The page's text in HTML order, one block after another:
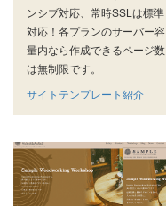
ンシブ対応、常時SSLは標準
対応！各プランのサーバー容
量内なら作成できるページ数
は無制限です。
サイトテンプレート紹介